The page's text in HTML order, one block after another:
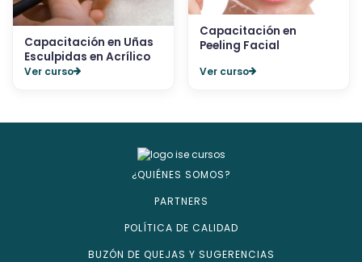
Capacitación en Uñas
Esculpidas en Acrílico
Ver curso
Capacitación en
Peeling Facial
Ver curso
¿QUIÉNES SOMOS?
PARTNERS
POLÍTICA DE CALIDAD
BUZÓN DE QUEJAS Y SUGERENCIAS